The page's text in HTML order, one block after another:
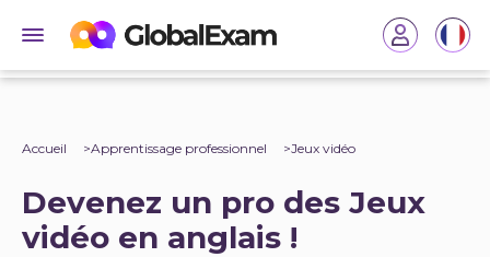
Accueil Apprentissage professionnel Jeux vidéo
Devenez un pro des Jeux
vidéo en anglais !